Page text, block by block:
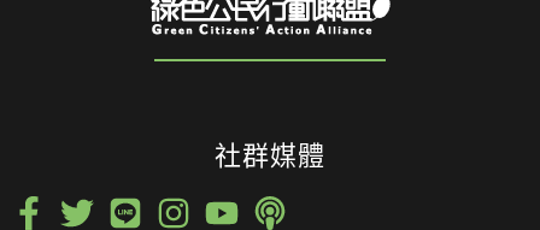
社群媒體